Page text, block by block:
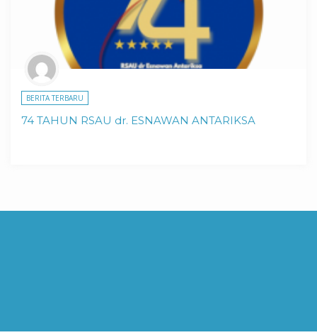
BERITA TERBARU
74 TAHUN RSAU dr. ESNAWAN ANTARIKSA